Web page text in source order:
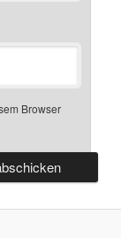
Browser